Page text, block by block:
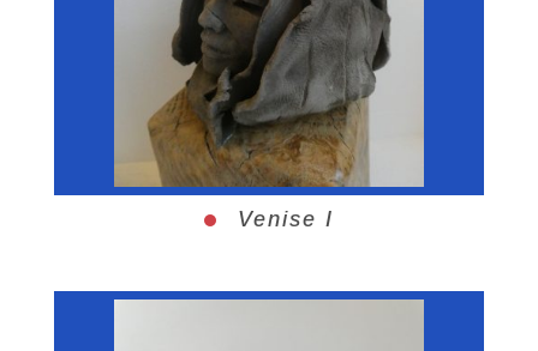
Venise I